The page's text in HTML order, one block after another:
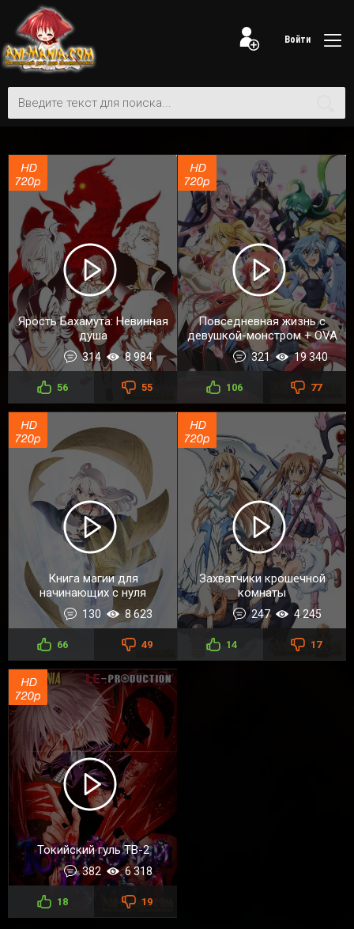
Войти
Ярость Бахамута: Невинная
душа
314 8 984
56 55
Повседневная жизнь с
девушкой-монстром + OVA
321 19 340
106 77
Книга магии для
начинающих с нуля
130 8 623
66 49
Захватчики крошечной
комнаты
247 4 245
14 17
Токийский гуль ТВ-2
382 6 318
18 19